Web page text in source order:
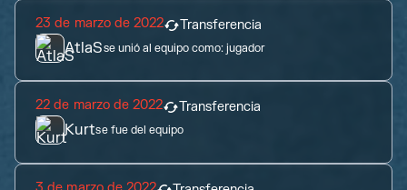
23 de marzo de 2022 Transferencia
AtlaSse unió al equipo como:jugador
22 de marzo de 2022 Transferencia
Kurtse fue del equipo